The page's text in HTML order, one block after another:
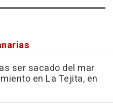
ser sacado del mar
en La Tejita, en